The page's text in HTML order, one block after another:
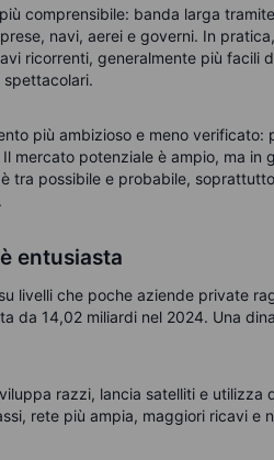
comprensibile: banda larga
navi, aerei e governi. In
ricorrenti, generalmente più facili
più ambizioso e meno
mercato potenziale è ampio, ma in
tra possibile e probabile,
entusiasta
livelli che poche aziende private
da 14,02 miliardi nel 2024. Una
razzi, lancia satelliti e
rete più ampia, maggiori ricavi e